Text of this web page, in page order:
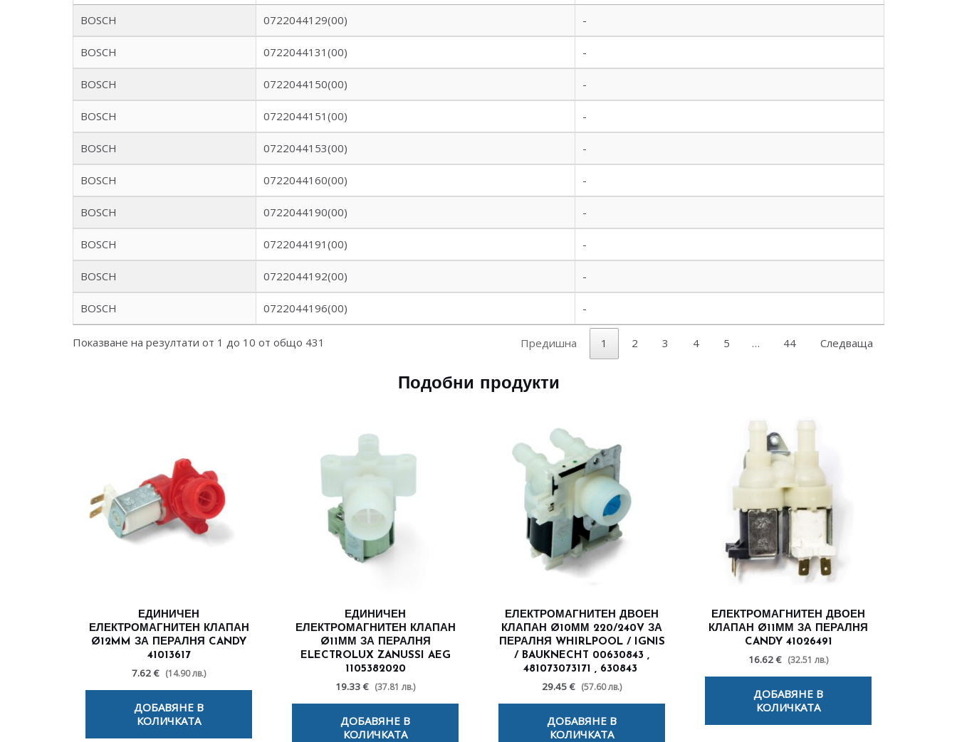
BOSCH 0722044129(00) -
BOSCH 0722044131(00) -
BOSCH 0722044150(00) -
BOSCH 0722044151(00) -
BOSCH 0722044153(00) -
BOSCH 0722044160(00) -
BOSCH 0722044190(00) -
BOSCH 0722044191(00) -
BOSCH 0722044192(00) -
BOSCH 0722044196(00) -
Показване на резултати от 1 до 10 от общо 431 Предишна 1 2 3 4 5 … 44 Следваща
Подобни продукти
ЕДИНИЧЕН
ЕЛЕКТРОМАГНИТЕН КЛАПАН
Ø12MM ЗА ПЕРАЛНЯ CANDY
41013617
7.62 € (14.90 лв.)
ДОБАВЯНЕ В
КОЛИЧКАТА
ЕДИНИЧЕН
ЕЛЕКТРОМАГНИТЕН КЛАПАН
Ø11ММ ЗА ПЕРАЛНЯ
ELECTROLUX ZANUSSI AEG
1105382020
19.33 € (37.81 лв.)
ДОБАВЯНЕ В
КОЛИЧКАТА
ЕЛЕКТРОМАГНИТЕН ДВОЕН
КЛАПАН Ø10ММ 220/240V ЗА
ПЕРАЛНЯ WHIRLPOOL / IGNIS
/ BAUKNECHT 00630843 ,
481073073171 , 630843
29.45 € (57.60 лв.)
ДОБАВЯНЕ В
КОЛИЧКАТА
ЕЛЕКТРОМАГНИТЕН ДВОЕН
КЛАПАН Ø11ММ ЗА ПЕРАЛНЯ
CANDY 41026491
16.62 € (32.51 лв.)
ДОБАВЯНЕ В
КОЛИЧКАТА